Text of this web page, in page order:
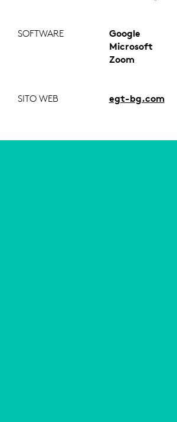
SOFTWARE
Google
Microsoft
Zoom
SITO WEB egt-bg.com